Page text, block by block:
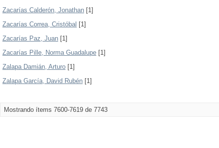
Zacarías Calderón, Jonathan [1]
Zacarías Correa, Cristóbal [1]
Zacarías Paz, Juan [1]
Zacarías Pille, Norma Guadalupe [1]
Zalapa Damián, Arturo [1]
Zalapa García, David Rubén [1]
Mostrando ítems 7600-7619 de 7743